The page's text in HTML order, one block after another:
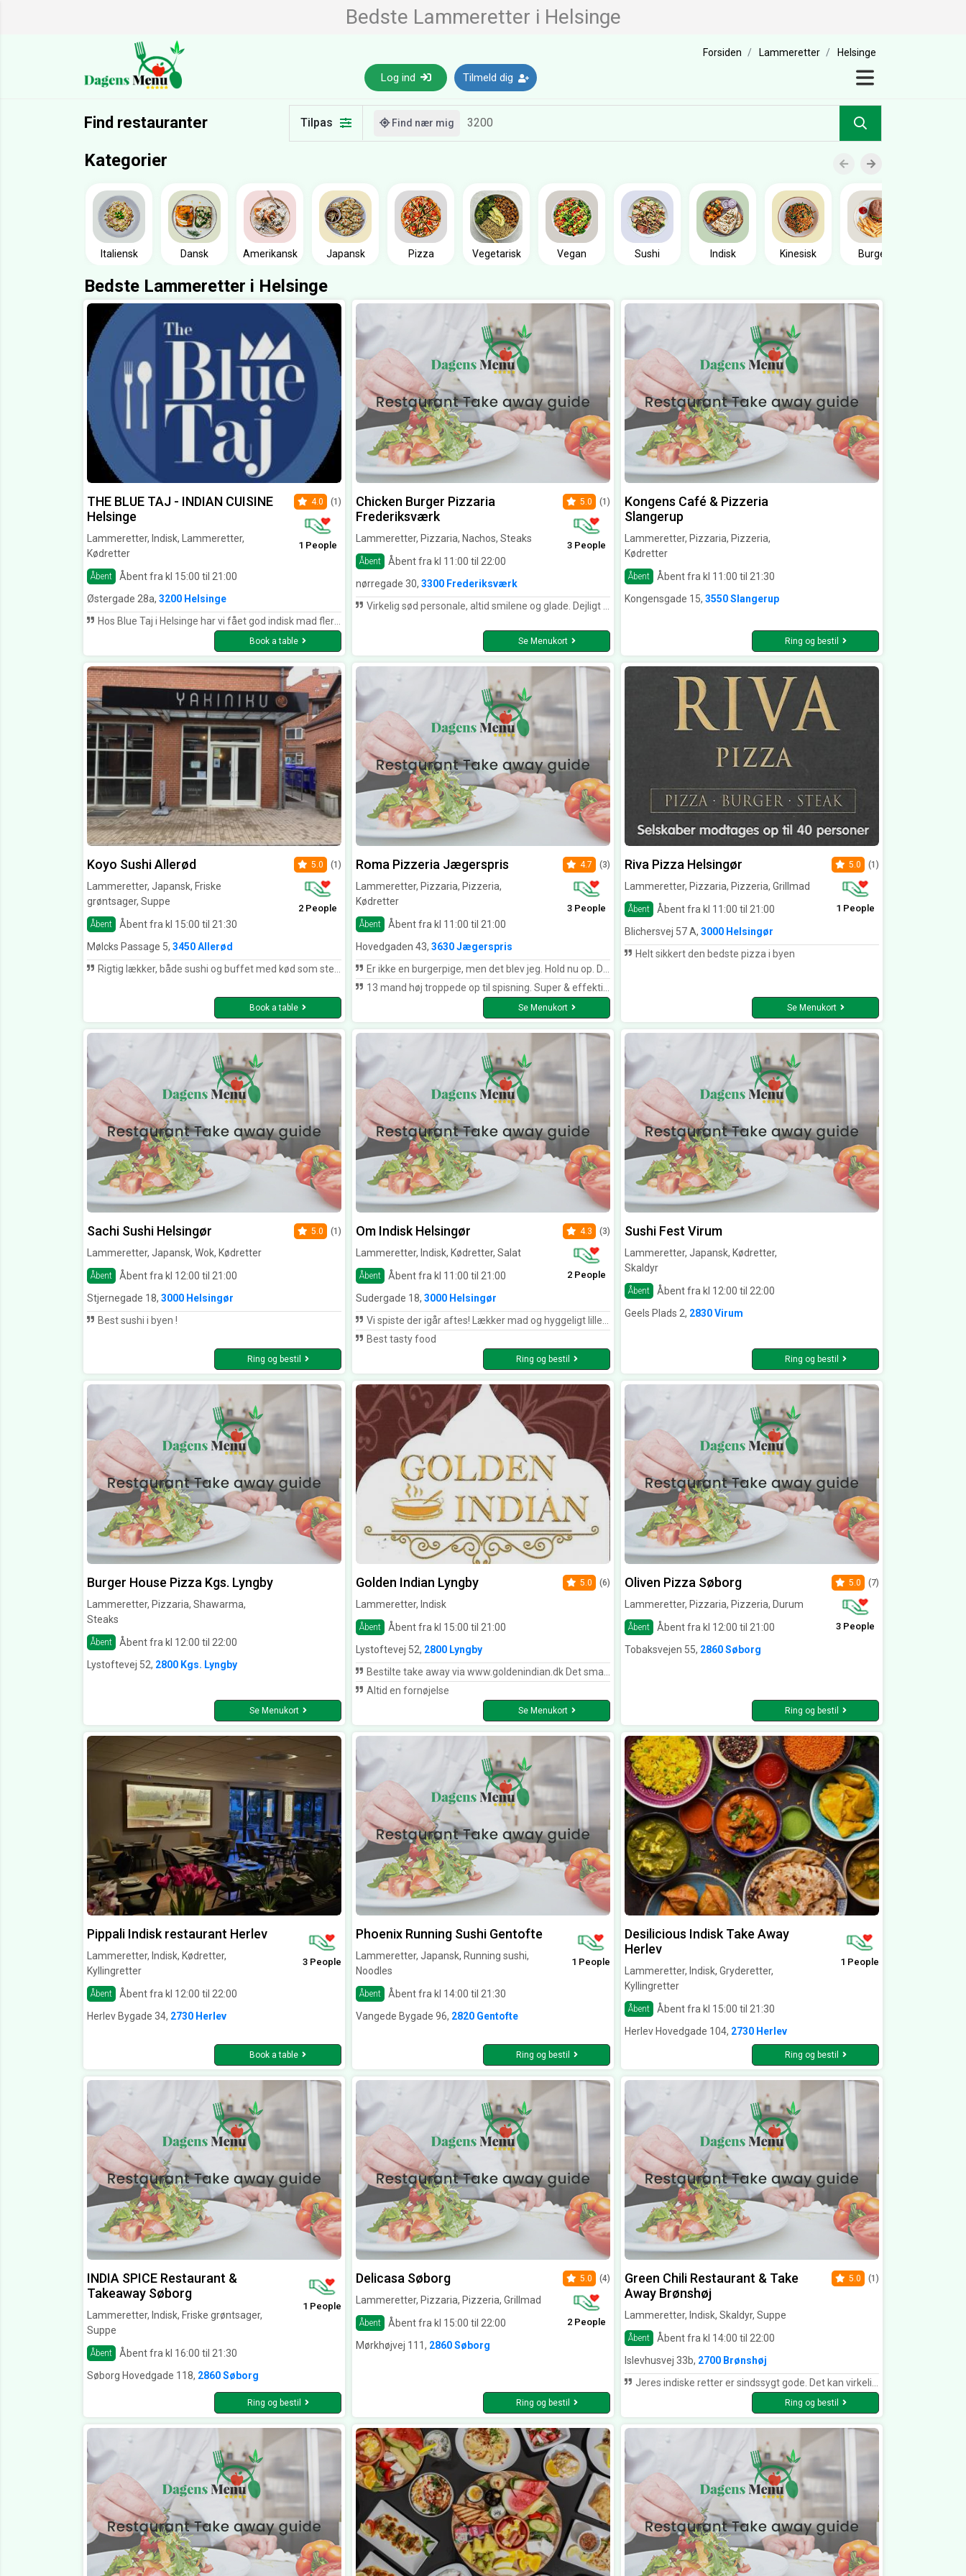
Bedste Lammeretter i Helsinge
Forsiden Lammeretter Helsinge
Log ind Tilmeld dig
Find restauranter Tilpas Find nær mig
Kategorier
Italiensk Dansk Amerikansk Japansk Pizza Vegetarisk Vegan Sushi Indisk Kinesisk Burger
Bedste Lammeretter i Helsinge
THE BLUE TAJ - INDIAN CUISINE
Helsinge
Lammeretter, Indisk, Lammeretter,
Kødretter
Åbent Åbent fra kl 15:00 til 21:00
4.0 (1)
1 People
Østergade 28a, 3200 Helsinge
Hos Blue Taj i Helsinge har vi fået god indisk mad flere gang og vi synes det er dejlig mad til pengene.
Book a table
Chicken Burger Pizzaria
Frederiksværk
Lammeretter, Pizzaria, Nachos, Steaks
Åbent Åbent fra kl 11:00 til 22:00
5.0 (1)
3 People
nørregade 30, 3300 Frederiksværk
Virkelig sød personale, altid smilene og glade. Dejligt mad det smager sgu meget bedre end de fleste steder i Frederiksværk.
Se Menukort
Kongens Café & Pizzeria
Slangerup
Lammeretter, Pizzaria, Pizzeria,
Kødretter
Åbent
Åbent fra kl 11:00 til 21:30
Kongensgade 15, 3550 Slangerup
Ring og bestil
Koyo Sushi Allerød
Lammeretter, Japansk, Friske
grøntsager, Suppe
Åbent Åbent fra kl 15:00 til 21:30
5.0 (1)
2 People
Mølcks Passage 5, 3450 Allerød
Rigtig lækker, både sushi og buffet med kød som steges ved bordet. Betjeningen er super og der er en rigtig god stemning.
Book a table
Roma Pizzeria Jægerspris
Lammeretter, Pizzaria, Pizzeria,
Kødretter
Åbent Åbent fra kl 11:00 til 21:00
4.7 (3)
3 People
Hovedgaden 43, 3630 Jægerspris
Er ikke en burgerpige, men det blev jeg. Hold nu op. Dem de laver på Roma kan ingen hamle op med - de er fantastiske. Og så er de bare altid rare og smilende, og man føler sig velkommen
13 mand høj troppede op til spisning. Super & effektiv service og rigtig gode pizzaer, durum, pizza sandwich samt burgere! En god oplevelse.
Se Menukort
Riva Pizza Helsingør
Lammeretter, Pizzaria, Pizzeria, Grillmad
Åbent Åbent fra kl 11:00 til 21:00
5.0 (1)
1 People
Blichersvej 57 A, 3000 Helsingør
Helt sikkert den bedste pizza i byen
Se Menukort
Sachi Sushi Helsingør
Lammeretter, Japansk, Wok, Kødretter
Åbent Åbent fra kl 12:00 til 21:00
5.0 (1)
Stjernegade 18, 3000 Helsingør
Best sushi i byen !
Ring og bestil
Om Indisk Helsingør
Lammeretter, Indisk, Kødretter, Salat
Åbent Åbent fra kl 11:00 til 21:00
4.3 (3)
2 People
Sudergade 18, 3000 Helsingør
Vi spiste der igår aftes! Lækker mad og hyggeligt lille sted, dog var manden ked af kun at få citronøl! Men det kunne jeg lide! Maden var autentisk fik vi at vide fra nabobordet, som var rigtig dejligt selskab . også! Vi skal derhen igen -snart! De 4 stjerner gives pga af det manglende udvalg af drikkevarer og en lille reparation, som skal foretages! Ellers havde de fået 5! Nogle har måske brug for at vide at der tales engelsk - eller hindi! Ikke dansk! 👏
Best tasty food
Ring og bestil
Sushi Fest Virum
Lammeretter, Japansk, Kødretter,
Skaldyr
Åbent
Åbent fra kl 12:00 til 22:00
Geels Plads 2, 2830 Virum
Ring og bestil
Burger House Pizza Kgs. Lyngby
Lammeretter, Pizzaria, Shawarma,
Steaks
Åbent
Åbent fra kl 12:00 til 22:00
Lystoftevej 52, 2800 Kgs. Lyngby
Se Menukort
Golden Indian Lyngby
Lammeretter, Indisk
Åbent Åbent fra kl 15:00 til 21:00
5.0 (6)
Lystoftevej 52, 2800 Lyngby
Bestilte take away via www.goldenindian.dk Det smagte super godt.
Altid en fornøjelse
Se Menukort
Oliven Pizza Søborg
Lammeretter, Pizzaria, Pizzeria, Durum
Åbent Åbent fra kl 12:00 til 21:00
5.0 (7)
3 People
Tobaksvejen 55, 2860 Søborg
Ring og bestil
Pippali Indisk restaurant Herlev
Lammeretter, Indisk, Kødretter,
Kyllingretter
Åbent Åbent fra kl 12:00 til 22:00
3 People
Herlev Bygade 34, 2730 Herlev
Book a table
Phoenix Running Sushi Gentofte
Lammeretter, Japansk, Running sushi,
Noodles
Åbent Åbent fra kl 14:00 til 21:30
1 People
Vangede Bygade 96, 2820 Gentofte
Ring og bestil
Desilicious Indisk Take Away
Herlev
Lammeretter, Indisk, Gryderetter,
Kyllingretter
Åbent Åbent fra kl 15:00 til 21:30
1 People
Herlev Hovedgade 104, 2730 Herlev
Ring og bestil
INDIA SPICE Restaurant &
Takeaway Søborg
Lammeretter, Indisk, Friske grøntsager,
Suppe
Åbent Åbent fra kl 16:00 til 21:30
1 People
Søborg Hovedgade 118, 2860 Søborg
Ring og bestil
Delicasa Søborg
Lammeretter, Pizzaria, Pizzeria, Grillmad
Åbent Åbent fra kl 15:00 til 22:00
5.0 (4)
2 People
Mørkhøjvej 111, 2860 Søborg
Ring og bestil
Green Chili Restaurant & Take
Away Brønshøj
Lammeretter, Indisk, Skaldyr, Suppe
Åbent Åbent fra kl 14:00 til 22:00
5.0 (1)
Islevhusvej 33b, 2700 Brønshøj
Jeres indiske retter er sindssygt gode. Det kan virkelig anbefales :)
Ring og bestil